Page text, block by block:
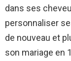
dans ses
personnaliser
de nouveau et
son mariage en